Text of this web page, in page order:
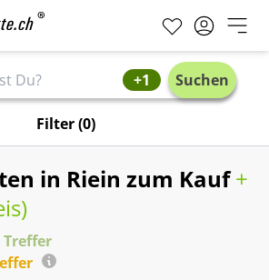
+1 Suchen
Filter(0)
in Riein zum Kauf+
)
Treffer